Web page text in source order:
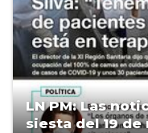
LN PM: Las
siesta del 19 de